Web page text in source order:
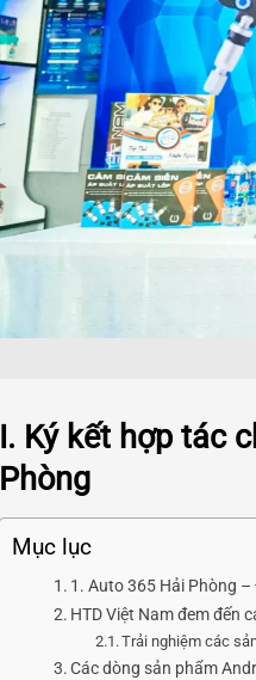
I. Ký kết hợp tác
Phòng
Mục lục
1. Auto 365 Hải Phòng
HTD Việt Nam đem đến
Trải nghiệm các
Các dòng sản phẩm